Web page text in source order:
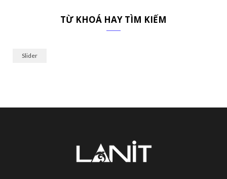
TỪ KHOÁ HAY TÌM KIẾM
Slider